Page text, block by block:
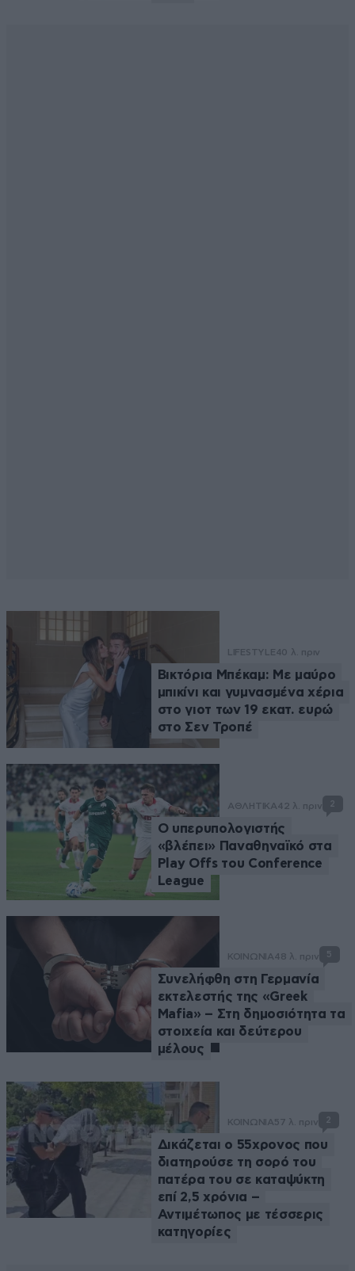
LIFESTYLE40 λ. πριν
Βικτόρια Μπέκαμ: Με μαύρο
μπικίνι και γυμνασμένα χέρια
στο γιοτ των 19 εκατ. ευρώ
στο Σεν Τροπέ
ΑΘΛΗΤΙΚΑ42 λ. πριν 2
Ο υπερυπολογιστής
«βλέπει» Παναθηναϊκό στα
Play Offs του Conference
League
ΚΟΙΝΩΝΙΑ48 λ. πριν 5
Συνελήφθη στη Γερμανία
εκτελεστής της «Greek
Mafia» – Στη δημοσιότητα τα
στοιχεία και δεύτερου
μέλους
ΚΟΙΝΩΝΙΑ57 λ. πριν 2
Δικάζεται ο 55χρονος που
διατηρούσε τη σορό του
πατέρα του σε καταψύκτη
επί 2,5 χρόνια –
Αντιμέτωπος με τέσσερις
κατηγορίες